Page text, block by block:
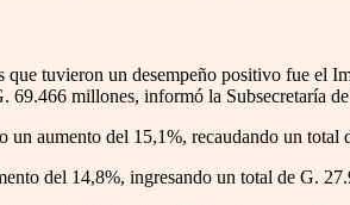
tuvieron un desempeño positivo fue el
millones, informó la Subsecretaría
aumento del 15,1%, recaudando un
del 14,8%, ingresando un total de G.